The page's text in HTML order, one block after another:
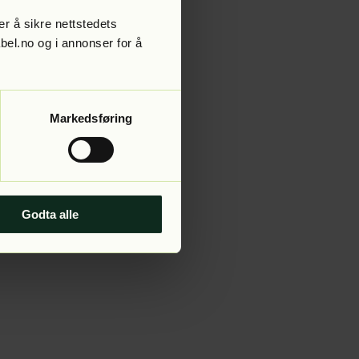
å sikre nettstedets
og i annonser for å
Markedsføring
Godta alle